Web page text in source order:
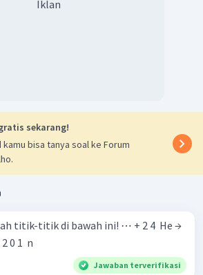
Iklan
sekarang!
kamu bisa tanya soal ke Forum
titik di bawah ini! ⋯ + 2 4 ​ He →
0 1 ​ n
Jawaban terverifikasi